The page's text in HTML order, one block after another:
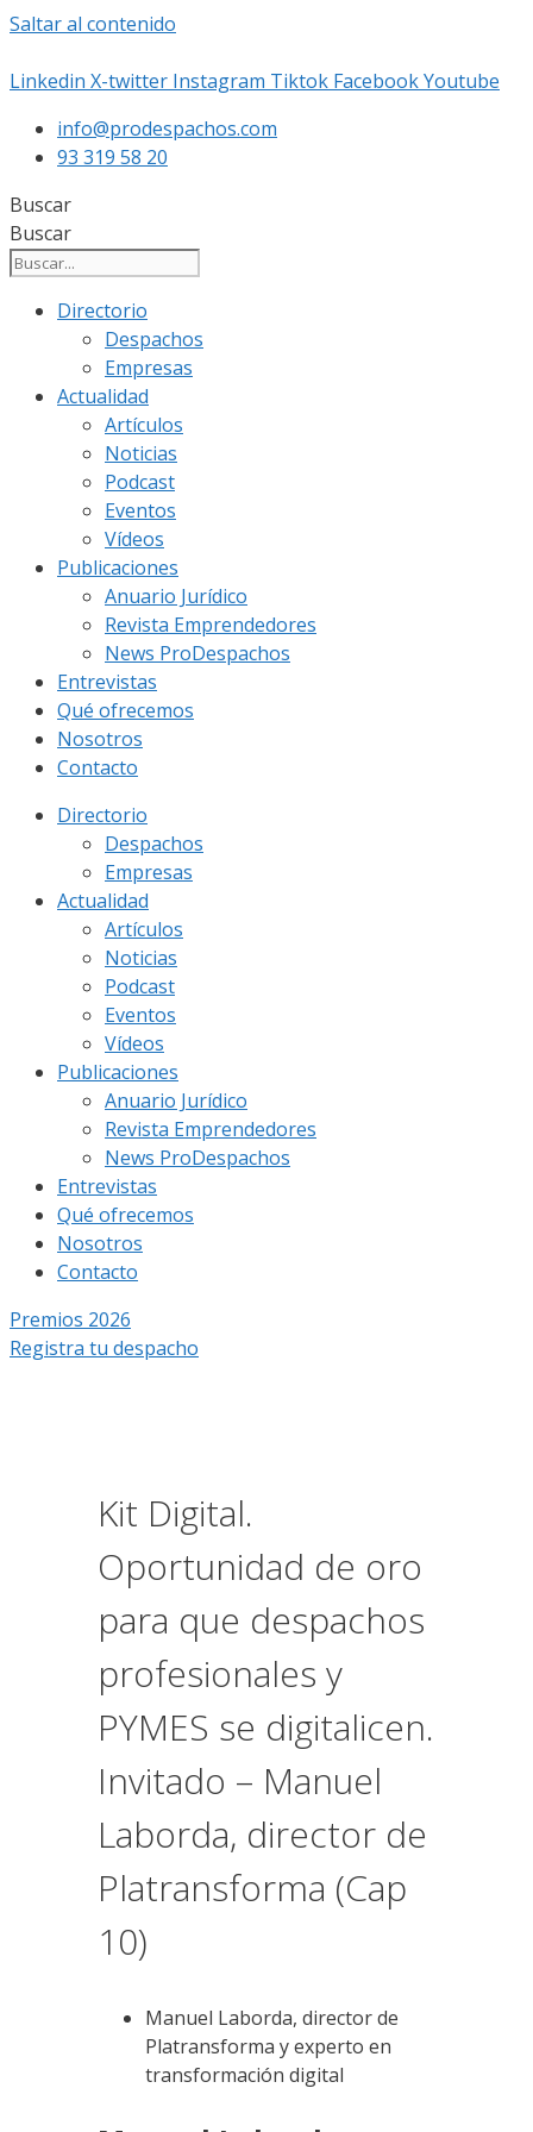
Saltar al contenido
Linkedin X-twitter Instagram Tiktok FacebookYoutube
info@prodespachos.com
93 319 58 20
Buscar
Buscar
Directorio
Despachos
Empresas
Actualidad
Artículos
Noticias
Podcast
Eventos
Vídeos
Publicaciones
Anuario Jurídico
Revista Emprendedores
News ProDespachos
Entrevistas
Qué ofrecemos
Nosotros
Contacto
Directorio
Despachos
Empresas
Actualidad
Artículos
Noticias
Podcast
Eventos
Vídeos
Publicaciones
Anuario Jurídico
Revista Emprendedores
News ProDespachos
Entrevistas
Qué ofrecemos
Nosotros
Contacto
Premios 2026
Registra tu despacho
Kit Digital.
Oportunidad de oro
para que despachos
profesionales y
PYMES se digitalicen.
Invitado – Manuel
Laborda, director de
Platransforma (Cap
10)
Manuel Laborda, director de
Platransforma y experto en
transformación digital